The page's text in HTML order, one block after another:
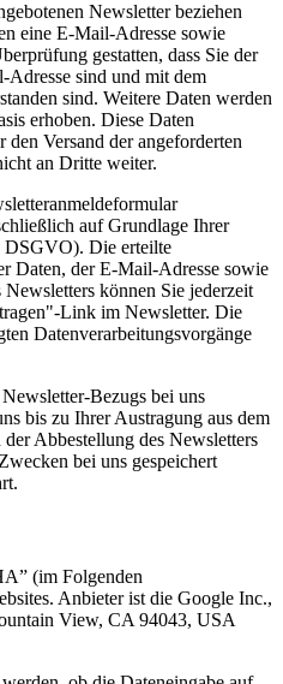
Newsletter beziehen
eine E-Mail-Adresse sowie
gestatten, dass Sie der
Adresse sind und mit dem
sind. Weitere Daten werden
erhoben. Diese Daten
Versand der angeforderten
an Dritte weiter.
auf Grundlage Ihrer
Die erteilte
Daten, der E-Mail-Adresse sowie
können Sie jederzeit
Link im Newsletter. Die
Datenverarbeitungsvorgänge
Bezugs bei uns
bis zu Ihrer Austragung aus dem
Abbestellung des Newsletters
bei uns gespeichert
(im Folgenden
Anbieter ist die Google Inc.,
View, CA 94043, USA